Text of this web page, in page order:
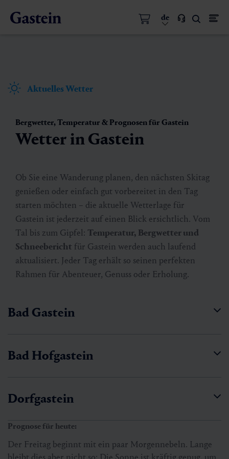
de
Aktuelles Wetter
Bergwetter, Temperatur & Prognosen für Gastein
Wetter in Gastein
Ob Sie eine Wanderung planen, den nächsten Skitag
genießen oder einfach gut vorbereitet in den Tag
starten möchten – die aktuelle Wetterlage für
Gastein ist jederzeit auf einen Blick ersichtlich. Vom
Tal bis zum Gipfel: Temperatur, Bergwetter und
Schneebericht für Gastein werden auch laufend
aktualisiert. Jeder Tag erhält so seinen perfekten
Rahmen für Abenteuer, Genuss oder Erholung.
Bad Gastein
Bad Hofgastein
Dorfgastein
Prognose für heute:
Der Freitag beginnt mit ein paar Morgennebeln. Lange